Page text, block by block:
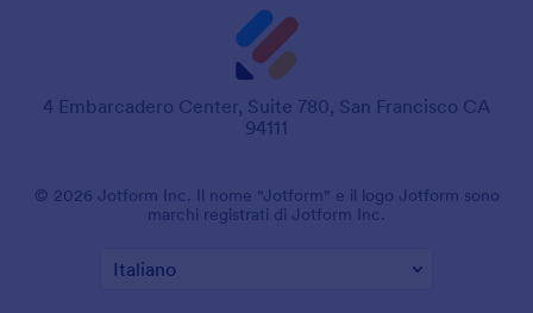
4 Embarcadero Center, Suite 780, San Francisco CA
94111
© 2026 Jotform Inc. Il nome "Jotform" e il logo Jotform sono
marchi registrati di Jotform Inc.